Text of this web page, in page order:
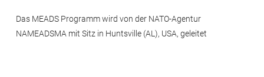
Das MEADS Programm wird von der NATO-Agentur
NAMEADSMA mit Sitz in Huntsville (AL), USA, geleitet